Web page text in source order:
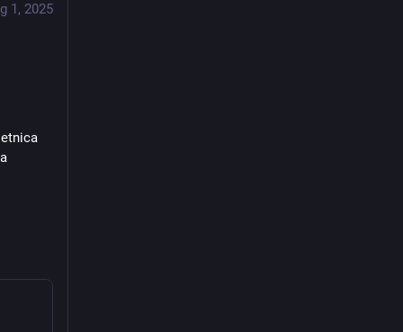
1, 2025